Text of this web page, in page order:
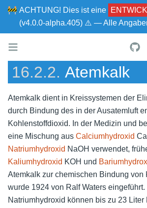
🚧 ACHTUNG! Dies ist eine
(v4.0.0-alpha.405) ⚠ — Alle
16.2.2. Atemkalk
Atemkalk dient in Kreissystemen der
durch Bindung des in der Ausatemluft
Kohlenstoffdioxid. In der Medizin und
eine Mischung aus Calciumhydroxid
Natriumhydroxid NaOH verwendet,
Kaliumhydroxid KOH und
Atemkalk zur chemischen Bindung von
wurde 1924 von Ralf Waters eingeführt.
Natriumhydroxid können bis zu 23 Liter